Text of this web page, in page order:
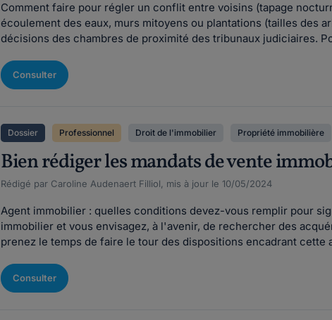
Comment faire pour régler un conflit entre voisins (tapage
écoulement des eaux, murs mitoyens ou plantations (tailles des
décisions des chambres de proximité des tribunaux judiciaires.
Consulter
Dossier Professionnel Droit de l'immobilier Propriété immobilière
Bien rédiger les mandats de vente
Rédigé par Caroline Audenaert Filliol, mis à jour le 10/05/2024
Agent immobilier : quelles conditions devez-vous remplir pour
immobilier et vous envisagez, à l'avenir, de rechercher des
prenez le temps de faire le tour des dispositions encadrant cette
Consulter